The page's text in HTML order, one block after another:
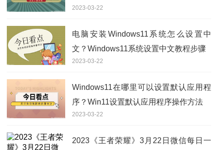
2023-03-22
电脑安装Windows11系统怎么设置中
文？Windows11系统设置中文教程步骤
2023-03-22
Windows11在哪里可以设置默认应用程
序？Win11设置默认应用程序操作方法
2023-03-22
2023《王者荣耀》3月22日微信每日一